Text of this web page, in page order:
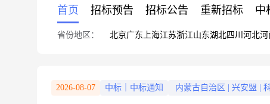
首页 招标预告 招标公告 重新招标 中
省份地区： 北京广东 上海江苏浙江山东湖北四川 河北河
2026-08-07 中标｜中标通知 内蒙古自治区 兴安盟